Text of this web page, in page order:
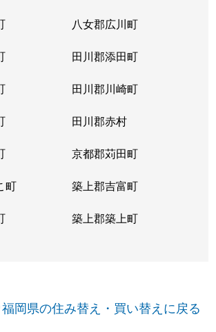
八女郡広川町
田川郡添田町
田川郡川崎町
田川郡赤村
京都郡苅田町
町 築上郡吉富町
築上郡築上町
福岡県の住み替え・買い替えに戻る